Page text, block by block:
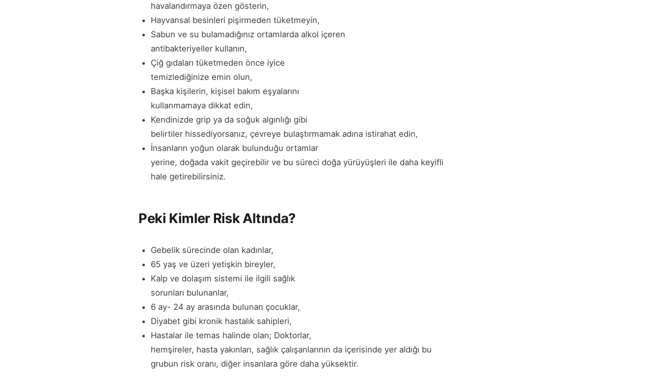
havalandırmaya özen gösterin,
Hayvansal besinleri pişirmeden tüketmeyin,
Sabun ve su bulamadığınız ortamlarda alkol içeren
antibakteriyeller kullanın,
Çiğ gıdaları tüketmeden önce iyice
temizlediğinize emin olun,
Başka kişilerin, kişisel bakım eşyalarını
kullanmamaya dikkat edin,
Kendinizde grip ya da soğuk algınlığı gibi
belirtiler hissediyorsanız, çevreye bulaştırmamak adına istirahat edin,
İnsanların yoğun olarak bulunduğu ortamlar
yerine, doğada vakit geçirebilir ve bu süreci doğa yürüyüşleri ile daha keyifli
hale getirebilirsiniz.
Peki Kimler Risk Altında?
Gebelik sürecinde olan kadınlar,
65 yaş ve üzeri yetişkin bireyler,
Kalp ve dolaşım sistemi ile ilgili sağlık
sorunları bulunanlar,
6 ay- 24 ay arasında bulunan çocuklar,
Diyabet gibi kronik hastalık sahipleri,
Hastalar ile temas halinde olan; Doktorlar,
hemşireler, hasta yakınları, sağlık çalışanlarının da içerisinde yer aldığı bu
grubun risk oranı, diğer insanlara göre daha yüksektir.